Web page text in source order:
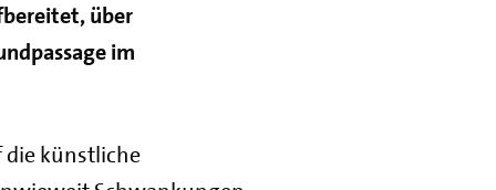
über
im
die künstliche